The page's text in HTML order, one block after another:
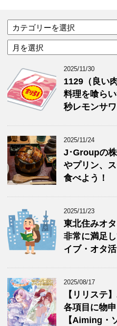
テ
ゴ
リ
ア
ー
ブ
2025/11/30
1129（良い
料理を喰ら
秒レモンサワ
2025/11/24
J･Groupの
やプリン、
食べよう！
2025/11/23
東北住みオ
非常に満足
イブ・オタ活
2025/08/17
【リリステ
各項目に物
【Aiming・